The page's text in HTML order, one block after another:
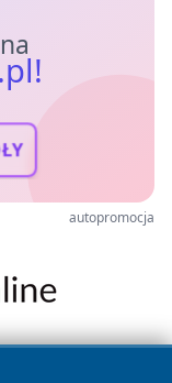
autopromocja